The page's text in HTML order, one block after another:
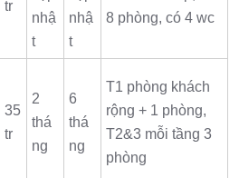
tr
nhậ
t
nhậ
t
8 phòng, có 4 wc
35
tr
2
thá
ng
6
thá
ng
T1 phòng khách
rộng + 1 phòng,
T2&3 mỗi tầng 3
phòng